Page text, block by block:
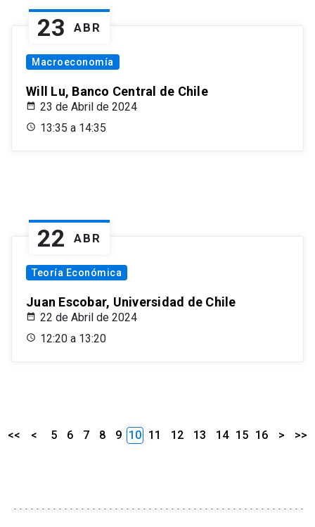
23 ABR
Macroeconomía
Will Lu, Banco Central de Chile
23 de Abril de 2024
13:35 a 14:35
22 ABR
Teoría Económica
Juan Escobar, Universidad de Chile
22 de Abril de 2024
12:20 a 13:20
<< < 5 6 7 8 9 10 11 12 13 14 15 16 > >>